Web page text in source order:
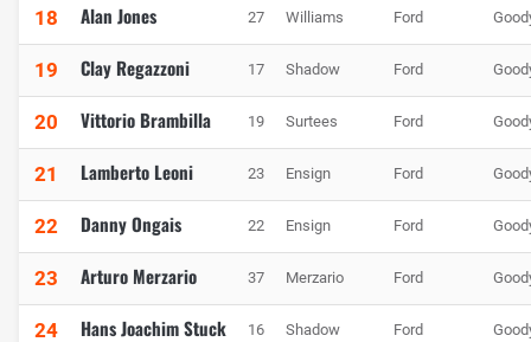
18 Alan Jones 27 Williams Ford
19 Clay Regazzoni 17 Shadow Ford
20 Vittorio Brambilla 19 Surtees Ford
21 Lamberto Leoni 23 Ensign Ford
22 Danny Ongais 22 Ensign Ford
23 Arturo Merzario 37 Merzario Ford
24 Hans Joachim Stuck 16 Shadow Ford